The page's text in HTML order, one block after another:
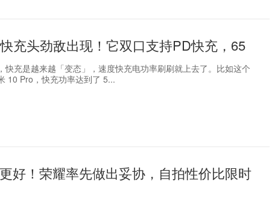
充头劲敌出现！它双口支持PD快充，65
快充是越来越「变态」，速度快充电功率刷刷就上去了。比如这个
10 Pro，快充功率达到了 5...
好！荣耀率先做出妥协，自拍性价比限时